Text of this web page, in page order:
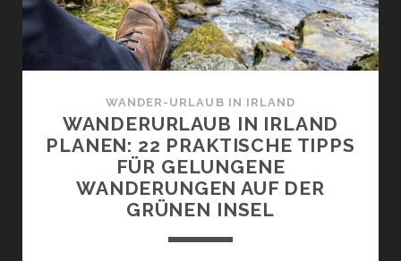
MÖGLICHKEITEN
GIBT
ES?
WANDER-URLAUB IN IRLAND
WANDERURLAUB IN IRLAND
PLANEN: 22 PRAKTISCHE TIPPS
FÜR GELUNGENE
WANDERUNGEN AUF DER
GRÜNEN INSEL